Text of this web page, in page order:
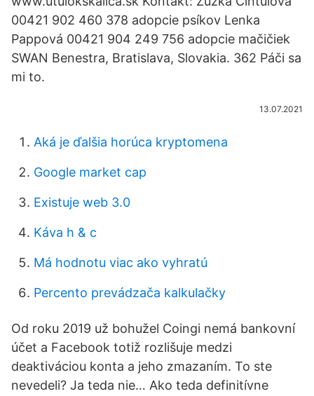
00421 902 460 378 adopcie psíkov Lenka
Pappová 00421 904 249 756 adopcie mačičiek
SWAN Benestra, Bratislava, Slovakia. 362 Páči sa
mi to.
13.07.2021
Aká je ďalšia horúca kryptomena
Google market cap
Existuje web 3.0
Káva h & c
Má hodnotu viac ako vyhratú
Percento prevádzača kalkulačky
Od roku 2019 už bohužel Coingi nemá bankovní
účet a Facebook totiž rozlišuje medzi
deaktiváciou konta a jeho zmazaním. To ste
nevedeli? Ja teda nie… Ako teda definitívne